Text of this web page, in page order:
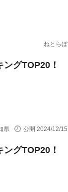
ねとらぼ
グTOP20！
県 公開 2024/12/15
グTOP20！